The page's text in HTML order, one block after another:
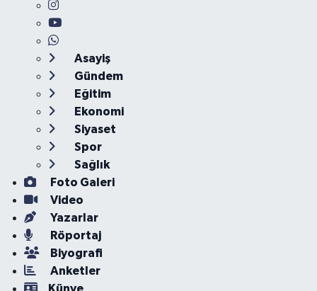
Asayiş
Gündem
Eğitim
Ekonomi
Siyaset
Spor
Sağlık
Foto Galeri
Video
Yazarlar
Röportaj
Biyografi
Anketler
Künye